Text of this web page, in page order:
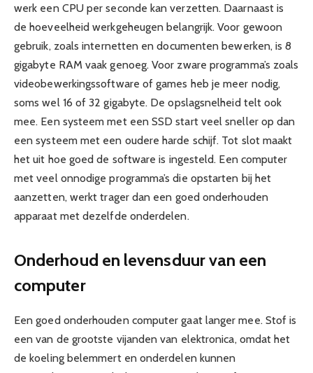
werk een CPU per seconde kan verzetten. Daarnaast is
de hoeveelheid werkgeheugen belangrijk. Voor gewoon
gebruik, zoals internetten en documenten bewerken, is 8
gigabyte RAM vaak genoeg. Voor zware programma’s zoals
videobewerkingssoftware of games heb je meer nodig,
soms wel 16 of 32 gigabyte. De opslagsnelheid telt ook
mee. Een systeem met een SSD start veel sneller op dan
een systeem met een oudere harde schijf. Tot slot maakt
het uit hoe goed de software is ingesteld. Een computer
met veel onnodige programma’s die opstarten bij het
aanzetten, werkt trager dan een goed onderhouden
apparaat met dezelfde onderdelen.
Onderhoud en levensduur van een
computer
Een goed onderhouden computer gaat langer mee. Stof is
een van de grootste vijanden van elektronica, omdat het
de koeling belemmert en onderdelen kunnen